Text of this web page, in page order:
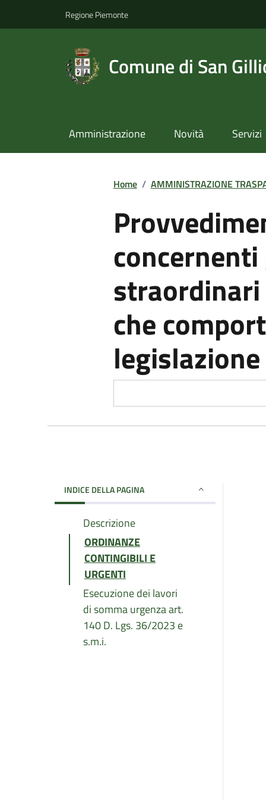
Regione Piemonte
Comune di San
Amministrazione Novità Servizi
Home / AMMINISTRAZIONE
straordinari
che
INDICE DELLA PAGINA
Descrizione
ORDINANZE
CONTINGIBILI E
URGENTI
Esecuzione dei lavori
di somma urgenza art.
140 D. Lgs. 36/2023 e
s.m.i.